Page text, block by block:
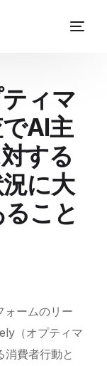
ィマ
AI主
する
に大
こと
ォームのリー
（オプティマ
消費者行動と